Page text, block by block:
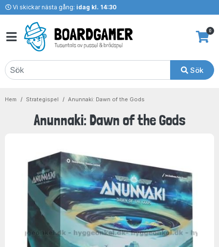
Vi skickar nästa gång: idag kl. 14:30
Sök
0
Hem Strategispel Anunnaki: Dawn of the Gods
Anunnaki: Dawn of the Gods